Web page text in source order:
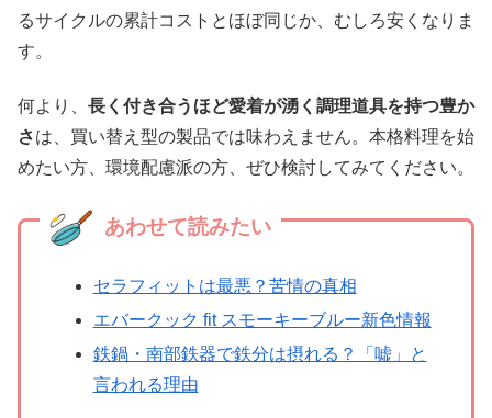
るサイクルの累計コストとほぼ同じか、むしろ安くなりま
す。
何より、 長く付き合うほど愛着が湧く調理道具を持つ豊か
さは、買い替え型の製品では味わえません。本格料理を始
めたい方、環境配慮派の方、ぜひ検討してみてください。
あわせて読みたい
セラフィットは最悪？苦情の真相
エバークック fit スモーキーブルー新色情報
鉄鍋・南部鉄器で鉄分は摂れる？「嘘」と
言われる理由